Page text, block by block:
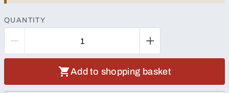
QUANTITY
Add to shopping basket